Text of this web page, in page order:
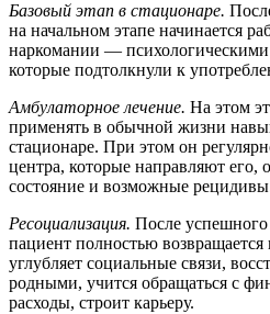
Базовый этап в стационаре.
на начальном этапе начинается
наркомании —
которые подтолкнули к
Амбулаторное лечение. На этом
применять в обычной жизни
стационаре. При этом он
центра, которые направляют его,
состояние и возможные
Ресоциализация. После успешного
пациент полностью
углубляет социальные связи,
родными, учится обращаться с
расходы, строит карьеру.